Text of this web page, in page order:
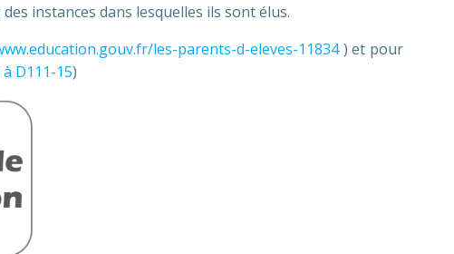
instances dans lesquelles ils sont élus.
les-parents-d-eleves-11834) et pour
D111-15)